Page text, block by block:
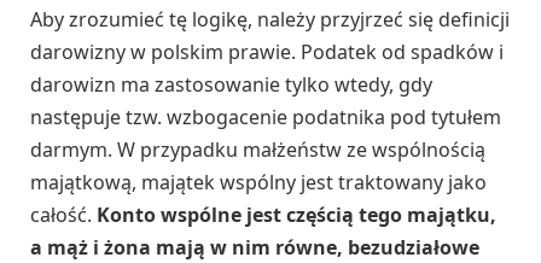
Aby zrozumieć tę logikę, należy przyjrzeć się definicji
darowizny w polskim prawie. Podatek od spadków i
darowizn ma zastosowanie tylko wtedy, gdy
następuje tzw. wzbogacenie podatnika pod tytułem
darmym. W przypadku małżeństw ze wspólnością
majątkową, majątek wspólny jest traktowany jako
całość. Konto wspólne jest częścią tego majątku,
a mąż i żona mają w nim równe, bezudziałowe